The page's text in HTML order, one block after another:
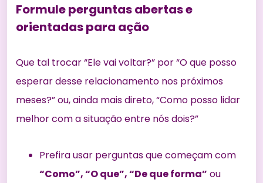
Formule perguntas abertas e
orientadas para ação
Que tal trocar “Ele vai voltar?” por “O que posso
esperar desse relacionamento nos próximos
meses?” ou, ainda mais direto, “Como posso lidar
melhor com a situação entre nós dois?”
Prefira usar perguntas que começam com
“Como”, “O que”, “De que forma” ou